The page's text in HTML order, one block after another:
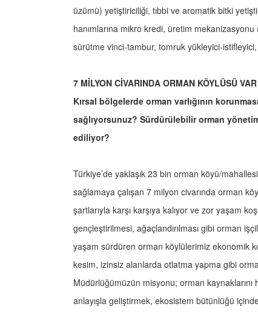
üzümü) yetiştiriciliği, tıbbi ve aromatik bitki
hanımlarına mikro kredi, üretim
sürütme vinci-tambur, tomruk yükleyici-
7 MİLYON CİVARINDA ORMAN KÖYLÜSÜ VAR
Kırsal bölgelerde orman varlığının
sağlıyorsunuz? Sürdürülebilir orman
ediliyor?
Türkiye’de yaklaşık 23 bin orman köyü/
sağlamaya çalışan 7 milyon civarında orman
şartlarıyla karşı karşıya kalıyor ve zor yaşam
gençleştirilmesi, ağaçlandırılması gibi orman
yaşam sürdüren orman köylülerimiz ekonomik
kesim, izinsiz alanlarda otlatma yapma gibi
Müdürlüğümüzün misyonu; orman
anlayışla geliştirmek, ekosistem bütünlüğü